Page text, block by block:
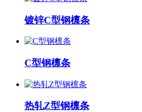
镀锌C型钢檩条
C型钢檩条
热轧Z型钢檩条